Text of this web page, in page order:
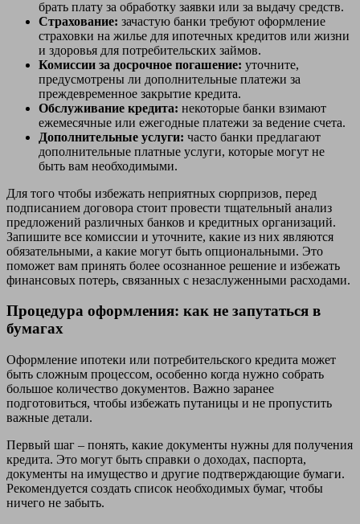
брать плату за обработку заявки или за выдачу средств.
Страхование: зачастую банки требуют оформление
страховки на жилье для ипотечных кредитов или жизни
и здоровья для потребительских займов.
Комиссии за досрочное погашение: уточните,
предусмотрены ли дополнительные платежи за
преждевременное закрытие кредита.
Обслуживание кредита: некоторые банки взимают
ежемесячные или ежегодные платежи за ведение счета.
Дополнительные услуги: часто банки предлагают
дополнительные платные услуги, которые могут не
быть вам необходимыми.
Для того чтобы избежать неприятных сюрпризов, перед
подписанием договора стоит провести тщательный анализ
предложений различных банков и кредитных организаций.
Запишите все комиссии и уточните, какие из них являются
обязательными, а какие могут быть опциональными. Это
поможет вам принять более осознанное решение и избежать
финансовых потерь, связанных с незаслуженными расходами.
Процедура оформления: как не запутаться в
бумагах
Оформление ипотеки или потребительского кредита может
быть сложным процессом, особенно когда нужно собрать
большое количество документов. Важно заранее
подготовиться, чтобы избежать путаницы и не пропустить
важные детали.
Первый шаг – понять, какие документы нужны для получения
кредита. Это могут быть справки о доходах, паспорта,
документы на имущество и другие подтверждающие бумаги.
Рекомендуется создать список необходимых бумаг, чтобы
ничего не забыть.